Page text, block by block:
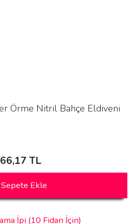
Örme Nitril Bahçe Eldiveni
66,17 TL
Sepete Ekle